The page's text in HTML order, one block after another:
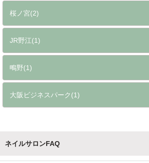
桜ノ宮(2)
JR野江(1)
鴫野(1)
大阪ビジネスパーク(1)
ネイルサロンFAQ